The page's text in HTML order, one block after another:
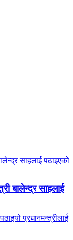
बालेन्द्र साहलाई